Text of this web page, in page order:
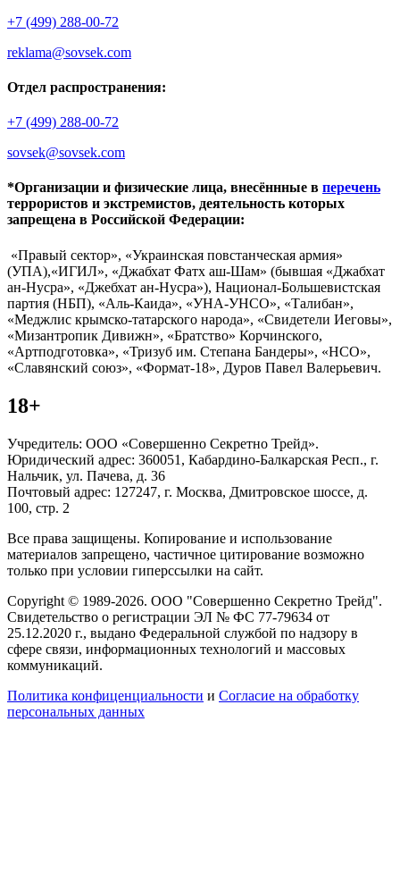
+7 (499) 288-00-72
reklama@sovsek.com
Отдел распространения:
+7 (499) 288-00-72
sovsek@sovsek.com
*Организации и физические лица, внесённные в перечень
террористов и экстремистов, деятельность которых
запрещена в Российской Федерации:
«Правый сектор», «Украинская повстанческая армия»
(УПА),«ИГИЛ», «Джабхат Фатх аш-Шам» (бывшая «Джабхат
ан-Нусра», «Джебхат ан-Нусра»), Национал-Большевистская
партия (НБП), «Аль-Каида», «УНА-УНСО», «Талибан»,
«Меджлис крымско-татарского народа», «Свидетели Иеговы»,
«Мизантропик Дивижн», «Братство» Корчинского,
«Артподготовка», «Тризуб им. Степана Бандеры», «НСО»,
«Славянский союз», «Формат-18», Дуров Павел Валерьевич.
18+
Учредитель: ООО «Совершенно Секретно Трейд».
Юридический адрес: 360051, Кабардино-Балкарская Респ., г.
Нальчик, ул. Пачева, д. 36
Почтовый адрес: 127247, г. Москва, Дмитровское шоссе, д.
100, стр. 2
Все права защищены. Копирование и использование
материалов запрещено, частичное цитирование возможно
только при условии гиперссылки на сайт.
Copyright © 1989-2026. ООО "Совершенно Секретно Трейд".
Свидетельство о регистрации ЭЛ № ФС 77-79634 от
25.12.2020 г., выдано Федеральной службой по надзору в
сфере связи, информационных технологий и массовых
коммуникаций.
Политика конфиценциальности и Согласие на обработку
персональных данных